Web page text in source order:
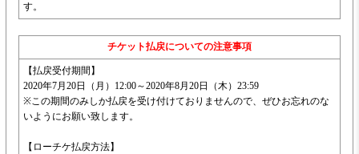
す。
チケット払戻についての注意事項
【払戻受付期間】
2020年7月20日（月）12:00～2020年8月20日（木）23:59
※この期間のみしか払戻を受け付けておりませんので、ぜひお忘れのな
いようにお願い致します。
【ローチケ払戻方法】